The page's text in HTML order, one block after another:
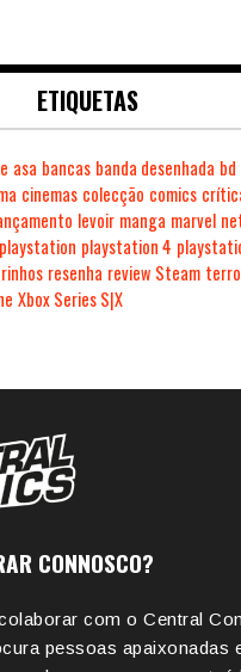
ETIQUETAS
asa bancas banda desenhada bd
cinemas colecção comics
levoir manga marvel
playstation playstation 4
resenha review Steam
Xbox Series S|X
CONNOSCO?
com o Central
pessoas apaixonadas